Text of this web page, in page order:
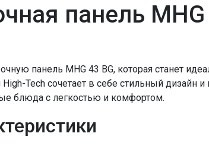
панель
панель MHG 43 BG, которая станет
Tech сочетает в себе стильный дизайн
блюда с легкостью и комфортом.